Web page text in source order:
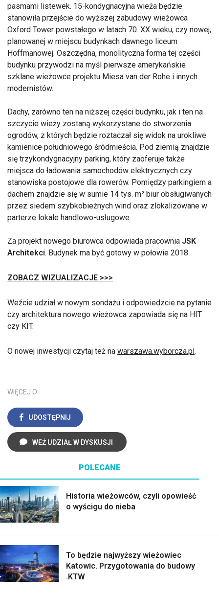
pasmami listewek. 15-kondygnacyjna wieża będzie
stanowiła przejście do wyższej zabudowy wieżowca
Oxford Tower powstałego w latach 70. XX wieku, czy nowej,
planowanej w miejscu budynkach dawnego liceum
Hoffmanowej. Oszczędna, monolityczna forma tej części
budynku przywodzi na myśl pierwsze amerykańskie
szklane wieżowce projektu Miesa van der Rohe i innych
modernistów.
Dachy, zarówno ten na niższej części budynku, jak i ten na
szczycie wieży zostaną wykorzystane do stworzenia
ogrodów, z których będzie roztaczał się widok na urokliwe
kamienice południowego śródmieścia. Pod ziemią znajdzie
się trzykondygnacyjny parking, który zaoferuje także
miejsca do ładowania samochodów elektrycznych czy
stanowiska postojowe dla rowerów. Pomiędzy parkingiem a
dachem znajdzie się w sumie 14 tys. m² biur obsługiwanych
przez siedem szybkobieżnych wind oraz zlokalizowane w
parterze lokale handlowo-usługowe.
Za projekt nowego biurowca odpowiada pracownia JSK
Architekci. Budynek ma być gotowy w połowie 2018.
ZOBACZ WIZUALIZACJE >>>
Weźcie udział w nowym sondażu i odpowiedzcie na pytanie
czy architektura nowego wieżowca zapowiada się na HIT
czy KIT.
O nowej inwestycji czytaj też na warszawa.wyborcza.pl .
WIĘCEJ O:
UDOSTĘPNIJ
WEŹ UDZIAŁ W DYSKUSJI
POLECANE
Historia wieżowców, czyli opowieść
o wyścigu do nieba
To będzie najwyższy wieżowiec
Katowic. Przygotowania do budowy
.KTW